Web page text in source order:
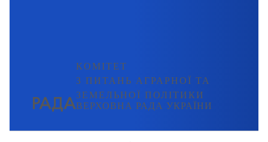
РАДА
КОМІТЕТ
З ПИТАНЬ АГРАРНОЇ ТА
ЗЕМЕЛЬНОЇ ПОЛІТИКИ
ВЕРХОВНА РАДА УКРАЇНИ